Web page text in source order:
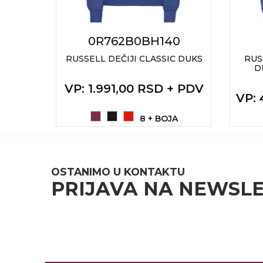
SUBLIMACIJA
CRICKET UPALJAČI
JAKNE I PRSLUCI
HYGIENIC KOLEKCIJA
0R762B0BH140
RUSSELL DEČIJI CLASSIC DUKS
VP: 1.991,00 RSD + PDV
8 + BOJA
VP:
OSTANIMO U KONTAKTU
PRIJAVA NA